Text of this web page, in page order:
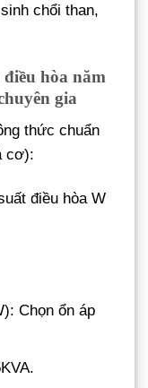
chổi than,
hòa năm
gia
thức chuẩn
cơ):
điều hòa W
Chọn ổn áp